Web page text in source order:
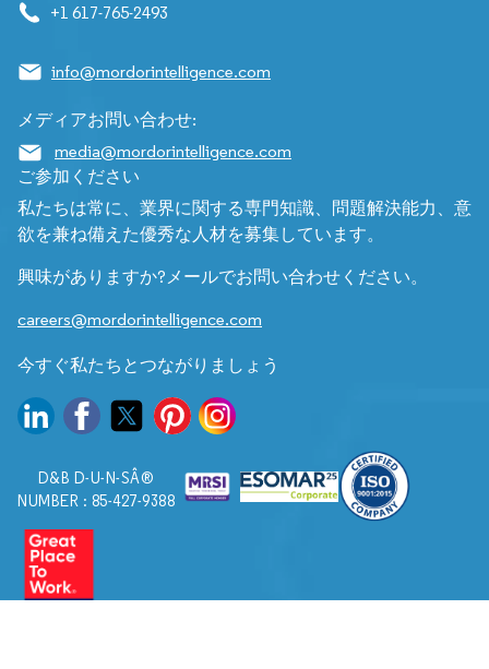
+1 617-765-2493
info@mordorintelligence.com
メディアお問い合わせ:
media@mordorintelligence.com
ご参加ください
私たちは常に、業界に関する専門知識、問題解決能力、意
欲を兼ね備えた優秀な人材を募集しています。
興味がありますか?メールでお問い合わせください。
careers@mordorintelligence.com
今すぐ私たちとつながりましょう
D&B D-U-N-SÂ®
NUMBER : 85-427-9388